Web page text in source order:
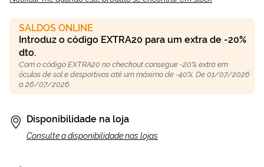
SALDOS ONLINE
Introduz o código EXTRA20 para um extra de -20%
dto.
Com o código EXTRA20 no checkout consegue -20% extra em
óculos de sol e desportivos até um máximo de -40%. De 01/07/2026
a 26/07/2026.
Disponibilidade na loja
Consulte a disponibilidade nas lojas